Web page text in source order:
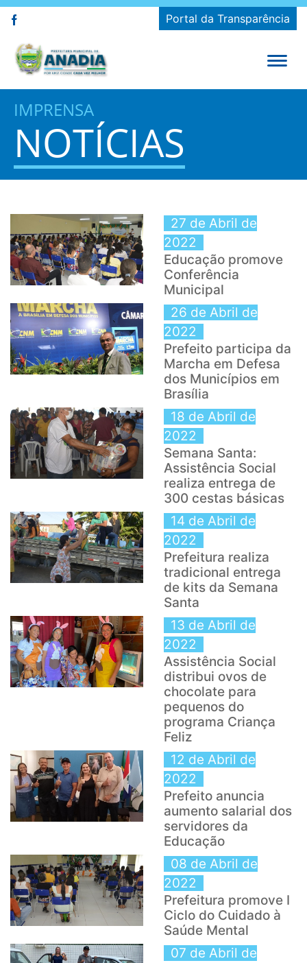
Portal da Transparência
IMPRENSA
NOTÍCIAS
27 de Abril de
2022
Educação promove
Conferência
Municipal
26 de Abril de
2022
Prefeito participa da
Marcha em Defesa
dos Municípios em
Brasília
18 de Abril de
2022
Semana Santa:
Assistência Social
realiza entrega de
300 cestas básicas
14 de Abril de
2022
Prefeitura realiza
tradicional entrega
de kits da Semana
Santa
13 de Abril de
2022
Assistência Social
distribui ovos de
chocolate para
pequenos do
programa Criança
Feliz
12 de Abril de
2022
Prefeito anuncia
aumento salarial dos
servidores da
Educação
08 de Abril de
2022
Prefeitura promove I
Ciclo do Cuidado à
Saúde Mental
07 de Abril de